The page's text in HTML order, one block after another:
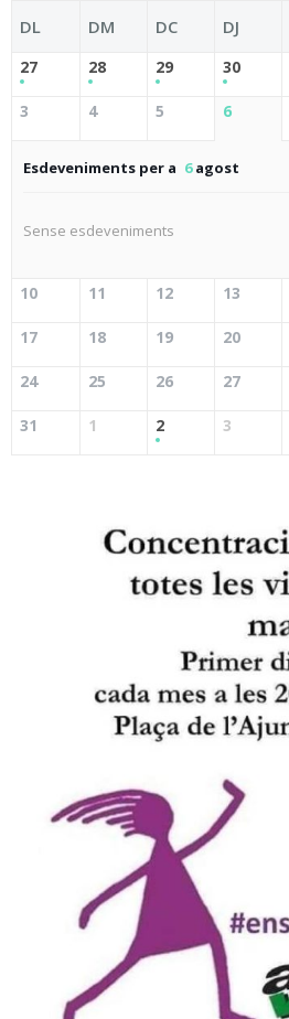
DL DM DC DJ
27 28 29 30
3 4 5 6
Esdeveniments per a 6agost
Sense esdeveniments
10 11 12 13
17 18 19 20
24 25 26 27
31 1 2 3